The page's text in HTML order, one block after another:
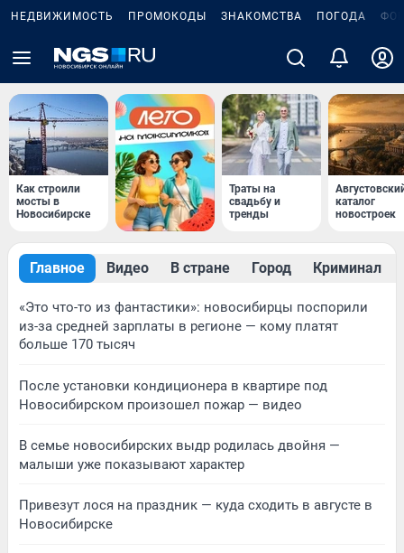
НЕДВИЖИМОСТЬ ПРОМОКОДЫ ЗНАКОМСТВА ПОГОДА
Как строили
мосты в
Новосибирске
Траты на
свадьбу и
тренды
каталог
новостроек
Главное Видео В стране Город Криминал
«Это что-то из фантастики»: новосибирцы поспорили
из-за средней зарплаты в регионе — кому платят
больше 170 тысяч
После установки кондиционера в квартире под
Новосибирском произошел пожар — видео
В семье новосибирских выдр родилась двойня —
малыши уже показывают характер
Привезут лося на праздник — куда сходить в августе в
Новосибирске